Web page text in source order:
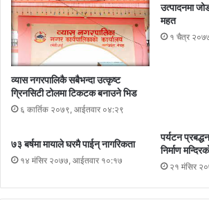
व्यास नगरपालिकै सबैभन्दा उत्कृष्ट
ग्रिनसिटी टोलमा टिकटक बनाउने भिड
६ कार्तिक २०७९, आईतवार ०४:२९
उत्पादनमा
महत
१ चैत्र
७३ बर्षमा मायाले घरमै पाईन् नागरिकता
१४ मंसिर २०७७, आईतवार १०:१७
पर्यटन
निर्माण
२१ मंसिर